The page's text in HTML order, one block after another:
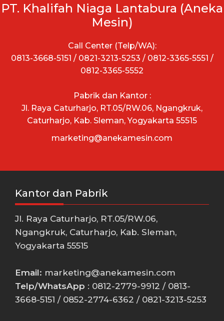
PT. Khalifah Niaga Lantabura (Aneka
Mesin)
Call Center (Telp/WA):
0813-3668-5151 / 0821-3213-5253 / 0812-3365-5551 /
0812-3365-5552
Pabrik dan Kantor :
Jl. Raya Caturharjo, RT.05/RW.06, Ngangkruk,
Caturharjo, Kab. Sleman, Yogyakarta 55515
marketing@anekamesin.com
Kantor dan Pabrik
Jl. Raya Caturharjo, RT.05/RW.06,
Ngangkruk, Caturharjo, Kab. Sleman,
Yogyakarta 55515
Email: marketing@anekamesin.com
Telp/WhatsApp : 0812-2779-9912 / 0813-
3668-5151 / 0852-2774-6362 / 0821-3213-5253